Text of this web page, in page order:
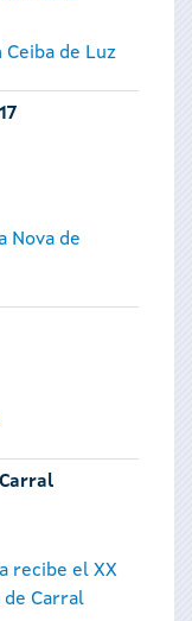
Ceiba de Luz
Nova de
recibe el XX
de Carral